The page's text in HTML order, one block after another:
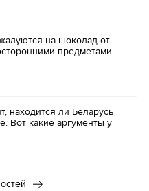
на шоколад от
предметами
находится ли Беларусь
Вот какие аргументы у